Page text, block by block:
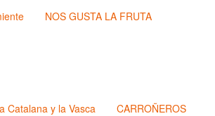
NOS GUSTA LA FRUTA
Catalana y la Vasca CARROÑEROS